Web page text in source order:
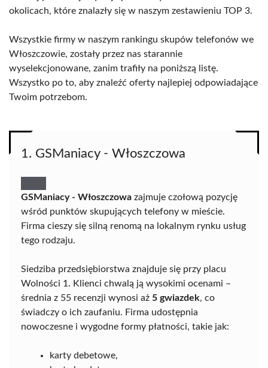
okolicach, które znalazły się w naszym zestawieniu TOP 3.
Wszystkie firmy w naszym rankingu skupów telefonów we
Włoszczowie, zostały przez nas starannie
wyselekcjonowane, zanim trafiły na poniższą listę.
Wszystko po to, aby znaleźć oferty najlepiej odpowiadające
Twoim potrzebom.
1. GSManiacy - Włoszczowa
GSManiacy - Włoszczowa zajmuje czołową pozycję
wśród punktów skupujących telefony w mieście.
Firma cieszy się silną renomą na lokalnym rynku usług
tego rodzaju.
Siedziba przedsiębiorstwa znajduje się przy placu
Wolności 1. Klienci chwalą ją wysokimi ocenami –
średnia z 55 recenzji wynosi aż 5 gwiazdek, co
świadczy o ich zaufaniu. Firma udostępnia
nowoczesne i wygodne formy płatności, takie jak:
karty debetowe,